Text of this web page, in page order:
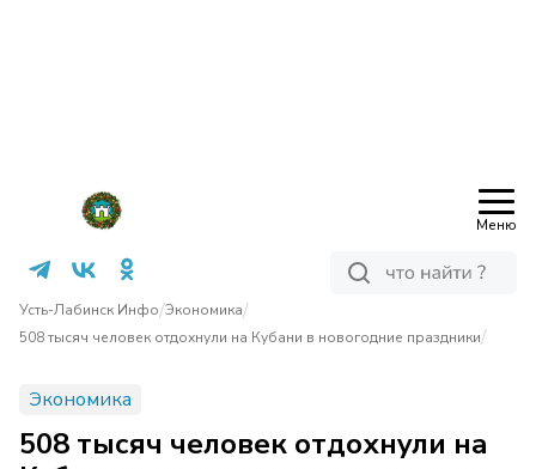
Меню
Усть-Лабинск Инфо/Экономика/
508 тысяч человек отдохнули на Кубани в новогодние праздники/
Экономика
508 тысяч человек отдохнули на